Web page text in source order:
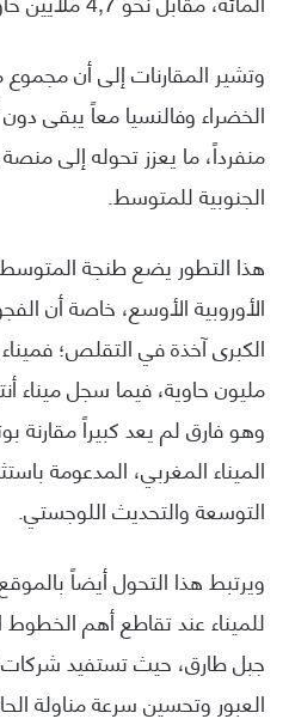
وتشير المقارنات إلى أن مجموع
الخضراء وفالنسيا معاً يبقى دون
منفرداً، ما يعزز تحوله إلى
الجنوبية للمتوسط.
هذا التطور يضع طنجة
الأوروبية الأوسع، خاصة أن
وهو فارق لم يعد كبيراً مقارنة
الميناء المغربي، المدعومة
التوسعة والتحديث اللوجستي.
ويرتبط هذا التحول أيضاً
للميناء عند تقاطع أهم
جبل طارق، حيث تستفيد
العبور وتحسين سرعة مناولة